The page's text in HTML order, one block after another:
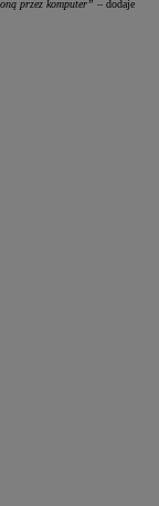
przez komputer” – dodaje